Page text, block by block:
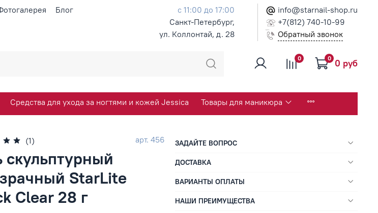
Блог
с 11:00 до 17:00
Санкт-Петербург,
ул. Коллонтай, д. 28
info@starnail-shop.ru
+7(812) 740-10-99
Обратный звонок
0 0 0 руб
Средства для ухода за ногтями и кожей Jessica Товары для маникюра
(1)
арт. 456
скульптурный
StarLite
Clear 28 г
ЗАДАЙТЕ ВОПРОС
ДОСТАВКА
ВАРИАНТЫ ОПЛАТЫ
НАШИ ПРЕИМУЩЕСТВА